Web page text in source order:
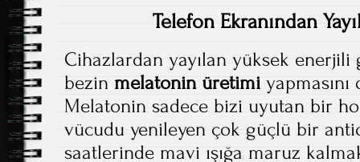
Telefon Ekranından
Cihazlardan yayılan yüksek enerjili
bezin melatonin üretimi
Melatonin sadece bizi uyutan bir
vücudu yenileyen çok güçlü bir
saatlerinde mavi ışığa maruz